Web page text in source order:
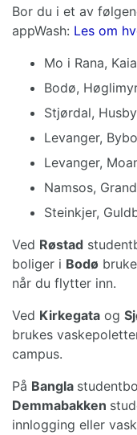
Bor du i et av
appWash: Les om
Mo i Rana,
Bodø,
Stjørdal,
Levanger,
Levanger,
Namsos,
Steinkjer,
Ved Røstad
boliger i Bodø
når du flytter inn.
Ved Kirkegata og
brukes
campus.
På Bangla
Demmabakken
innlogging eller